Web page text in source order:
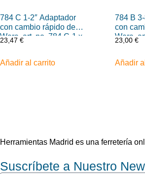
784 C 1-2″ Adaptador
con cambio rápido de
Wera, art. no. 784 C-1 x
1-4″ x 50 mm
23,47 €
Añadir al carrito
784 B
con
Wera,
1-4″ x
23,00 €
Añadir
Herramientas Madrid es una ferretería
Suscríbete a Nuestro